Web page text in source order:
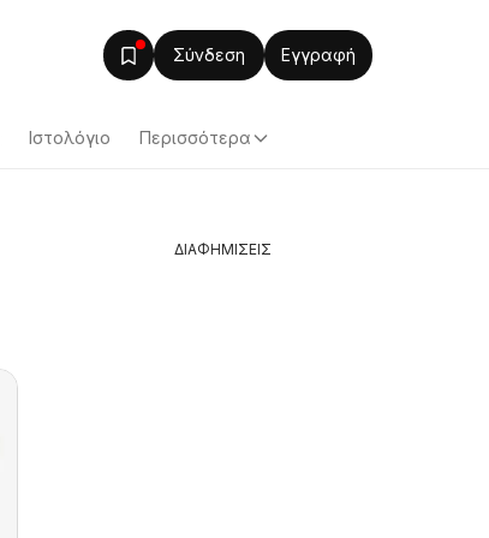
Σύνδεση Εγγραφή
Ιστολόγιο Περισσότερα
ΔΙΑΦΗΜΙΣΕΙΣ